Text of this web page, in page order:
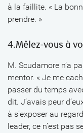
à la faillite. « La
prendre. »
4.Mêlez-vous à
M. Scudamore n’a
mentor. « Je me
passer du temps
dit. J’avais peur
à s’exposer au
leader, ce n’est pas